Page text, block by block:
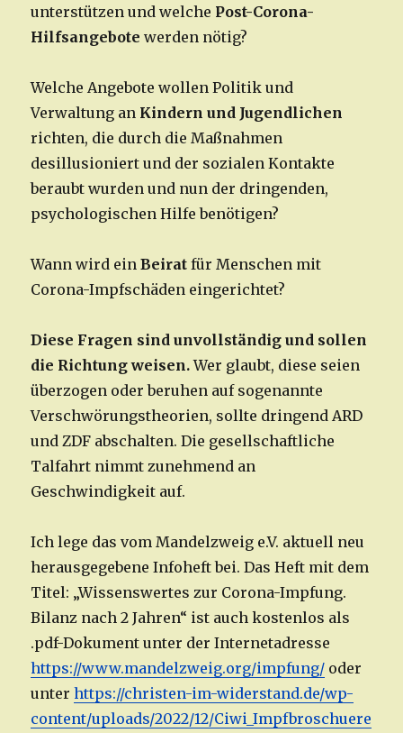
unterstützen und welche Post-Corona-
Hilfsangebote werden nötig?
Welche Angebote wollen Politik und
Verwaltung an Kindern und Jugendlichen
richten, die durch die Maßnahmen
desillusioniert und der sozialen Kontakte
beraubt wurden und nun der dringenden,
psychologischen Hilfe benötigen?
Wann wird einBeirat für Menschen mit
Corona-Impfschäden eingerichtet?
Diese Fragen sind unvollständig und sollen
die Richtung weisen.Wer glaubt, diese seien
überzogen oder beruhen auf sogenannte
Verschwörungstheorien, sollte dringend ARD
und ZDF abschalten. Die gesellschaftliche
Talfahrt nimmt zunehmend an
Geschwindigkeit auf.
Ich lege das vom Mandelzweig e.V. aktuell neu
herausgegebene Infoheft bei. Das Heft mit dem
Titel: „Wissenswertes zur Corona-Impfung.
Bilanz nach 2 Jahren“ ist auch kostenlos als
.pdf-Dokument unter der Internetadresse
https://www.mandelzweig.org/impfung/ oder
unterhttps://christen-im-widerstand.de/wp-
content/uploads/2022/12/Ciwi_Impfbroschuere